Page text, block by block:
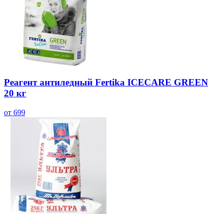
Реагент антиледный Fertika ICECARE GREEN
20 кг
от 699